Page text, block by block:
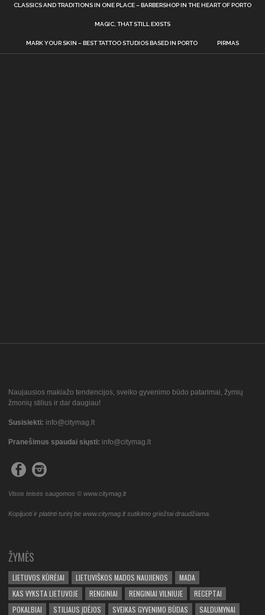
CLASSICS AND TRADITIONS IN ONE PLACE – BARBERSHOP IN THE HEART OF PORTO
MAGIC, THAT STILL EXISTS
MARK YOUR SKIN – BEST TATTOO STUDIOS BASED IN PORTO PIRMAS
Naujausios makiažo tendencijos, sveiko gyvenimo būdo patarimai, žymių
žmonių stilius ir dar daugiau!
Susisiekti: info@citymag.lt
Pranešimus spaudai siųsti: info@citymag.lt
Visos teisės saugomos © www.citymag.lt
Kopijuoti ir platinti turinį be www.citymag.lt sutikimo griežtai draudžiama.
ŽYMĖS
LIETUVOS KŪRĖJAI LIETUVIŠKOS MADOS NAUJIENOS
MADA
KAS VYKSTA LIETUVOJE
RENGINIAI RENGINIAI VILNIUJE
RECEPTAI
POKALBIAI
STILIAUS ĮDĖJOS SVEIKAS GYVENIMO BŪDAS SALDUMYNAI